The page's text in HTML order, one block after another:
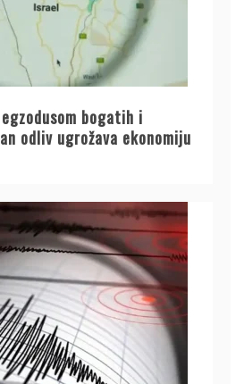
bogatih i
odliv ugrožava ekonomiju